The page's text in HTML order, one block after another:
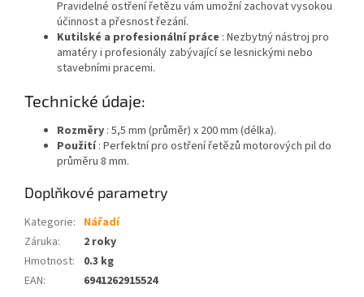
Pravidelné ostření řetězu vám umožní zachovat vysokou
účinnost a přesnost řezání.
Kutilské a profesionální práce : Nezbytný nástroj pro
amatéry i profesionály zabývající se lesnickými nebo
stavebními pracemi.
Technické údaje:
Rozměry : 5,5 mm (průměr) x 200 mm (délka).
Použití: Perfektní pro ostření řetězů motorových pil do
průměru 8 mm.
Doplňkové parametry
Kategorie: Nářadí
Záruka:
2 roky
Hmotnost:
0.3 kg
EAN: 6941262915524